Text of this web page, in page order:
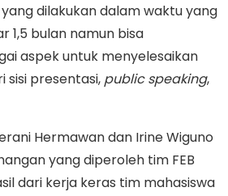
dilakukan dalam waktu yang
1,5 bulan namun bisa
aspek untuk menyelesaikan
sisi presentasi, public speaking,
Hermawan dan Irine Wiguno
yang diperoleh tim FEB
dari kerja keras tim mahasiswa